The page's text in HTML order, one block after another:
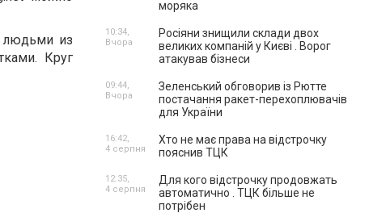
людьми из
Круг
моряка
Росіяни знищили склади двох
великих компаній у Києві . Ворог
атакував бізнеси
10:34,
Вчора
Зеленський обговорив із Рютте
постачання ракет-перехоплювачів
для України
09:44,
Вчора
Хто не має права на відстрочку
пояснив ТЦК
16:42,
4 серпня
Для кого відстрочку продовжать
автоматично . ТЦК більше не
потрібен
12:35,
4 серпня